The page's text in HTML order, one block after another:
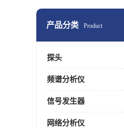
产品分类 Product
探头
频谱分析仪
信号发生器
网络分析仪